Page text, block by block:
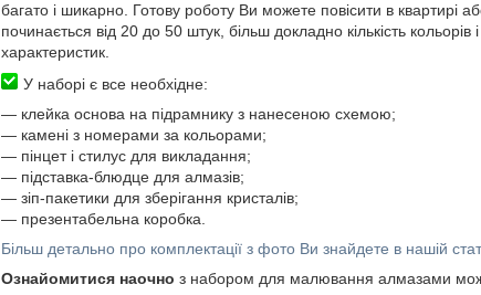
багато і шикарно. Готову роботу Ви можете повісити в квартирі
починається від 20 до 50 штук, більш докладно кількість кольорів
характеристик.
У наборі є все необхідне:
― клейка основа на підрамнику з нанесеною схемою;
― камені з номерами за кольорами;
― пінцет і стилус для викладання;
― підставка-блюдце для алмазів;
― зіп-пакетики для зберігання кристалів;
― презентабельна коробка.
Більш детально про комплектації з фото Ви знайдете в нашій
Ознайомитися наочно з набором для малювання алмазами